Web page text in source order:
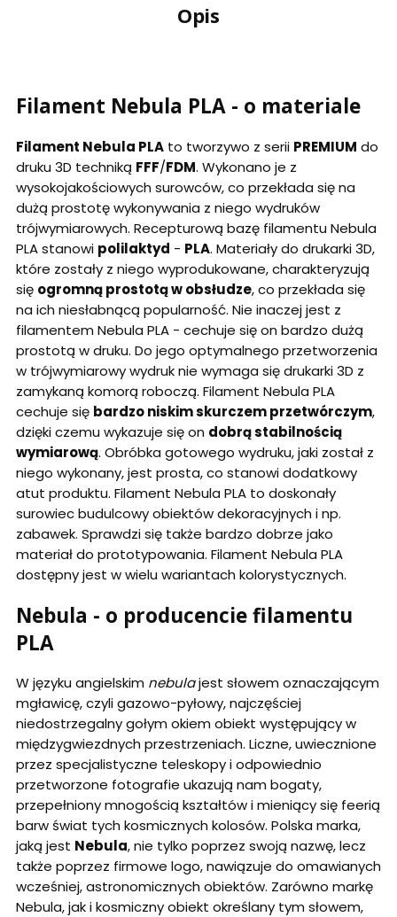
Opis
Filament Nebula PLA - o materiale
Filament Nebula PLA to tworzywo z serii PREMIUM do
druku 3D techniką FFF/FDM. Wykonano je z
wysokojakościowych surowców, co przekłada się na
dużą prostotę wykonywania z niego wydruków
trójwymiarowych. Recepturową bazę filamentu Nebula
PLA stanowi polilaktyd - PLA. Materiały do drukarki 3D,
które zostały z niego wyprodukowane, charakteryzują
się ogromną prostotą w obsłudze, co przekłada się
na ich niesłabnącą popularność. Nie inaczej jest z
filamentem Nebula PLA - cechuje się on bardzo dużą
prostotą w druku. Do jego optymalnego przetworzenia
w trójwymiarowy wydruk nie wymaga się drukarki 3D z
zamykaną komorą roboczą. Filament Nebula PLA
cechuje się bardzo niskim skurczem przetwórczym,
dzięki czemu wykazuje się on dobrą stabilnością
wymiarową. Obróbka gotowego wydruku, jaki został z
niego wykonany, jest prosta, co stanowi dodatkowy
atut produktu. Filament Nebula PLA to doskonały
surowiec budulcowy obiektów dekoracyjnych i np.
zabawek. Sprawdzi się także bardzo dobrze jako
materiał do prototypowania. Filament Nebula PLA
dostępny jest w wielu wariantach kolorystycznych.
Nebula - o producencie filamentu
PLA
W języku angielskim nebulajest słowem oznaczającym
mgławicę, czyli gazowo-pyłowy, najczęściej
niedostrzegalny gołym okiem obiekt występujący w
międzygwiezdnych przestrzeniach. Liczne, uwiecznione
przez specjalistyczne teleskopy i odpowiednio
przetworzone fotografie ukazują nam bogaty,
przepełniony mnogością kształtów i mieniący się feerią
barw świat tych kosmicznych kolosów. Polska marka,
jaką jest Nebula, nie tylko poprzez swoją nazwę, lecz
także poprzez firmowe logo, nawiązuje do omawianych
wcześniej, astronomicznych obiektów. Zarówno markę
Nebula, jak i kosmiczny obiekt określany tym słowem,